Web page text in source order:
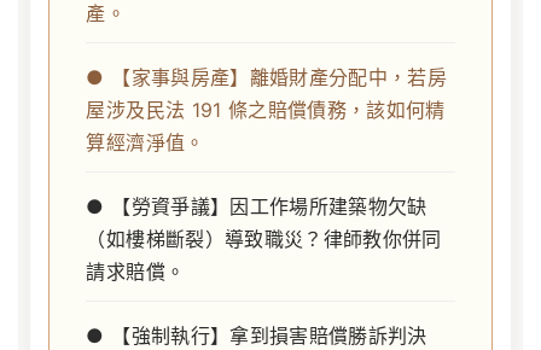
產。
● 【家事與房產】離婚財產分配中，若房
屋涉及民法 191 條之賠償債務，該如何精
算經濟淨值。
● 【勞資爭議】因工作場所建築物欠缺
（如樓梯斷裂）導致職災？律師教你併同
請求賠償。
● 【強制執行】拿到損害賠償勝訴判決